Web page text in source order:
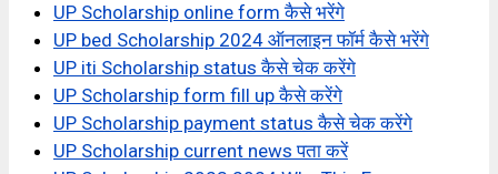
UP Scholarship online form कैसे भरेंगे
UP bed Scholarship 2024 ऑनलाइन फॉर्म कैसे भरेंगे
UP iti Scholarship status कैसे चेक करेंगे
UP Scholarship form fill up कैसे करेंगे
UP Scholarship payment status कैसे चेक करेंगे
UP Scholarship current news पता करें